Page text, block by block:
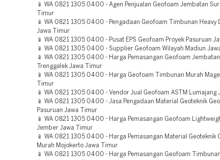
📱 WA 0821 1305 0400 - Agen Penjualan Geofoam Jembatan
Timur
📱 WA 0821 1305 0400 - Pengadaan Geofoam Timbunan Heavy
Jawa Timur
📱 WA 0821 1305 0400 - Pusat EPS Geofoam Proyek Pasuruan
📱 WA 0821 1305 0400 - Supplier Geofoam Wilayah Madiun
📱 WA 0821 1305 0400 - Harga Pemasangan Geofoam
Trenggalek Jawa Timur
📱 WA 0821 1305 0400 - Harga Geofoam Timbunan Murah
Timur
📱 WA 0821 1305 0400 - Vendor Jual Geofoam ASTM Lumajang
📱 WA 0821 1305 0400 - Jasa Pengadaan Material Geoteknik
Pasuruan Jawa Timur
📱 WA 0821 1305 0400 - Harga Pemasangan Geofoam
Jember Jawa Timur
📱 WA 0821 1305 0400 - Harga Pemasangan Material Geoteknik
Murah Mojokerto Jawa Timur
📱 WA 0821 1305 0400 - Harga Pemasangan Geofoam